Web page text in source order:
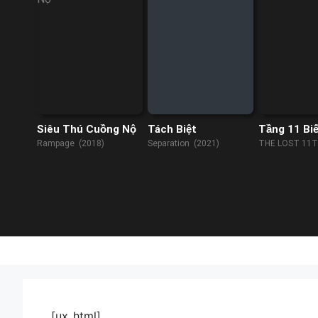
Siêu Thú Cuồng Nộ
Rampage (2018)
Tách Biệt
Separation (2021)
Tầng 11
THE LOST